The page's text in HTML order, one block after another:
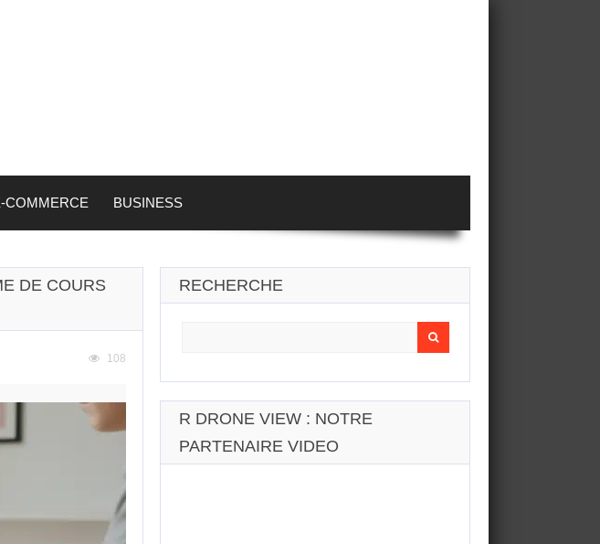
COMMERCE BUSINESS
DE COURS
108
RECHERCHE
R DRONE VIEW : NOTRE
PARTENAIRE VIDEO